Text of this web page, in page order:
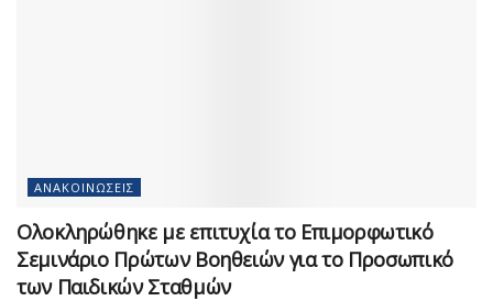
ΑΝΑΚΟΙΝΏΣΕΙΣ
Ολοκληρώθηκε με επιτυχία το Επιμορφωτικό
Σεμινάριο Πρώτων Βοηθειών για το Προσωπικό
των Παιδικών Σταθμών